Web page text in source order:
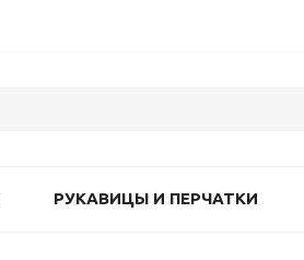
РУКАВИЦЫ И ПЕРЧАТКИ